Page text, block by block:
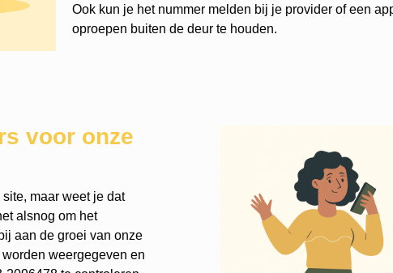
Ook kun je het nummer melden bij je provider of een
oproepen buiten de deur te houden.
voor onze
maar weet je dat
alsnog om het
aan de groei van onze
weergegeven en